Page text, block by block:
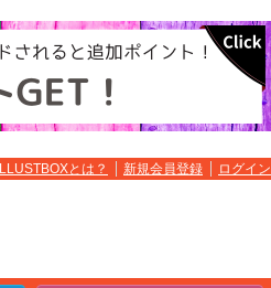
ILLUSTBOXとは？ 新規会員登録 ログイン